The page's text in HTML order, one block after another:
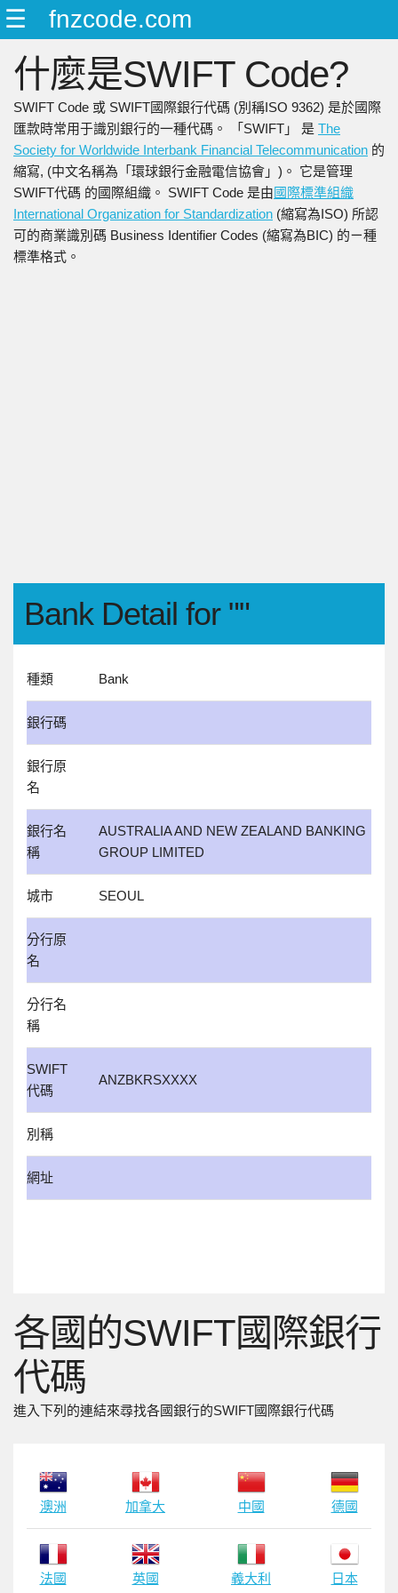
☰ fnzcode.com
日本語
简中
繁中
什麼是SWIFT Code?
SWIFT Code 或 SWIFT國際銀行代碼 (別稱ISO 9362) 是於國際
匯款時常用于識別銀行的一種代碼。 「SWIFT」 是 The
Society for Worldwide Interbank Financial Telecommunication 的
縮寫, (中文名稱為「環球銀行金融電信協會」)。 它是管理
SWIFT代碼 的國際組織。 SWIFT Code 是由國際標準組織
International Organization for Standardization (縮寫為ISO) 所認
可的商業識別碼 Business Identifier Codes (縮寫為BIC) 的ㄧ種
標準格式。
Bank Detail for ""
種類 Bank
銀行碼
銀行原
名
銀行名
稱
AUSTRALIA AND NEW ZEALAND BANKING
GROUP LIMITED
城市 SEOUL
分行原
名
分行名
稱
SWIFT
代碼
ANZBKRSXXXX
別稱
網址
各國的SWIFT國際銀行
代碼
進入下列的連結來尋找各國銀行的SWIFT國際銀行代碼
澳洲 加拿大 中國 德國
法國 英國 義大利 日本